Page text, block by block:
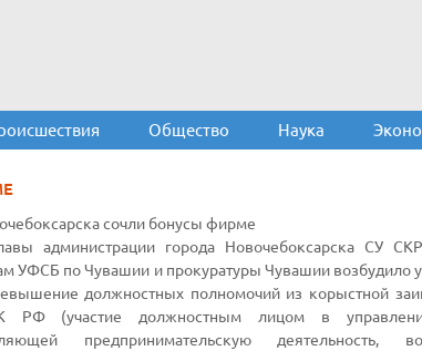
Общество Наука
сочли бонусы фирме
администрации города Новочебоксарска СУ
УФСБ по Чувашии и прокуратуры Чувашии возбудило
должностных полномочий из корыстной
РФ (участие должностным лицом в
предпринимательскую деятельность,